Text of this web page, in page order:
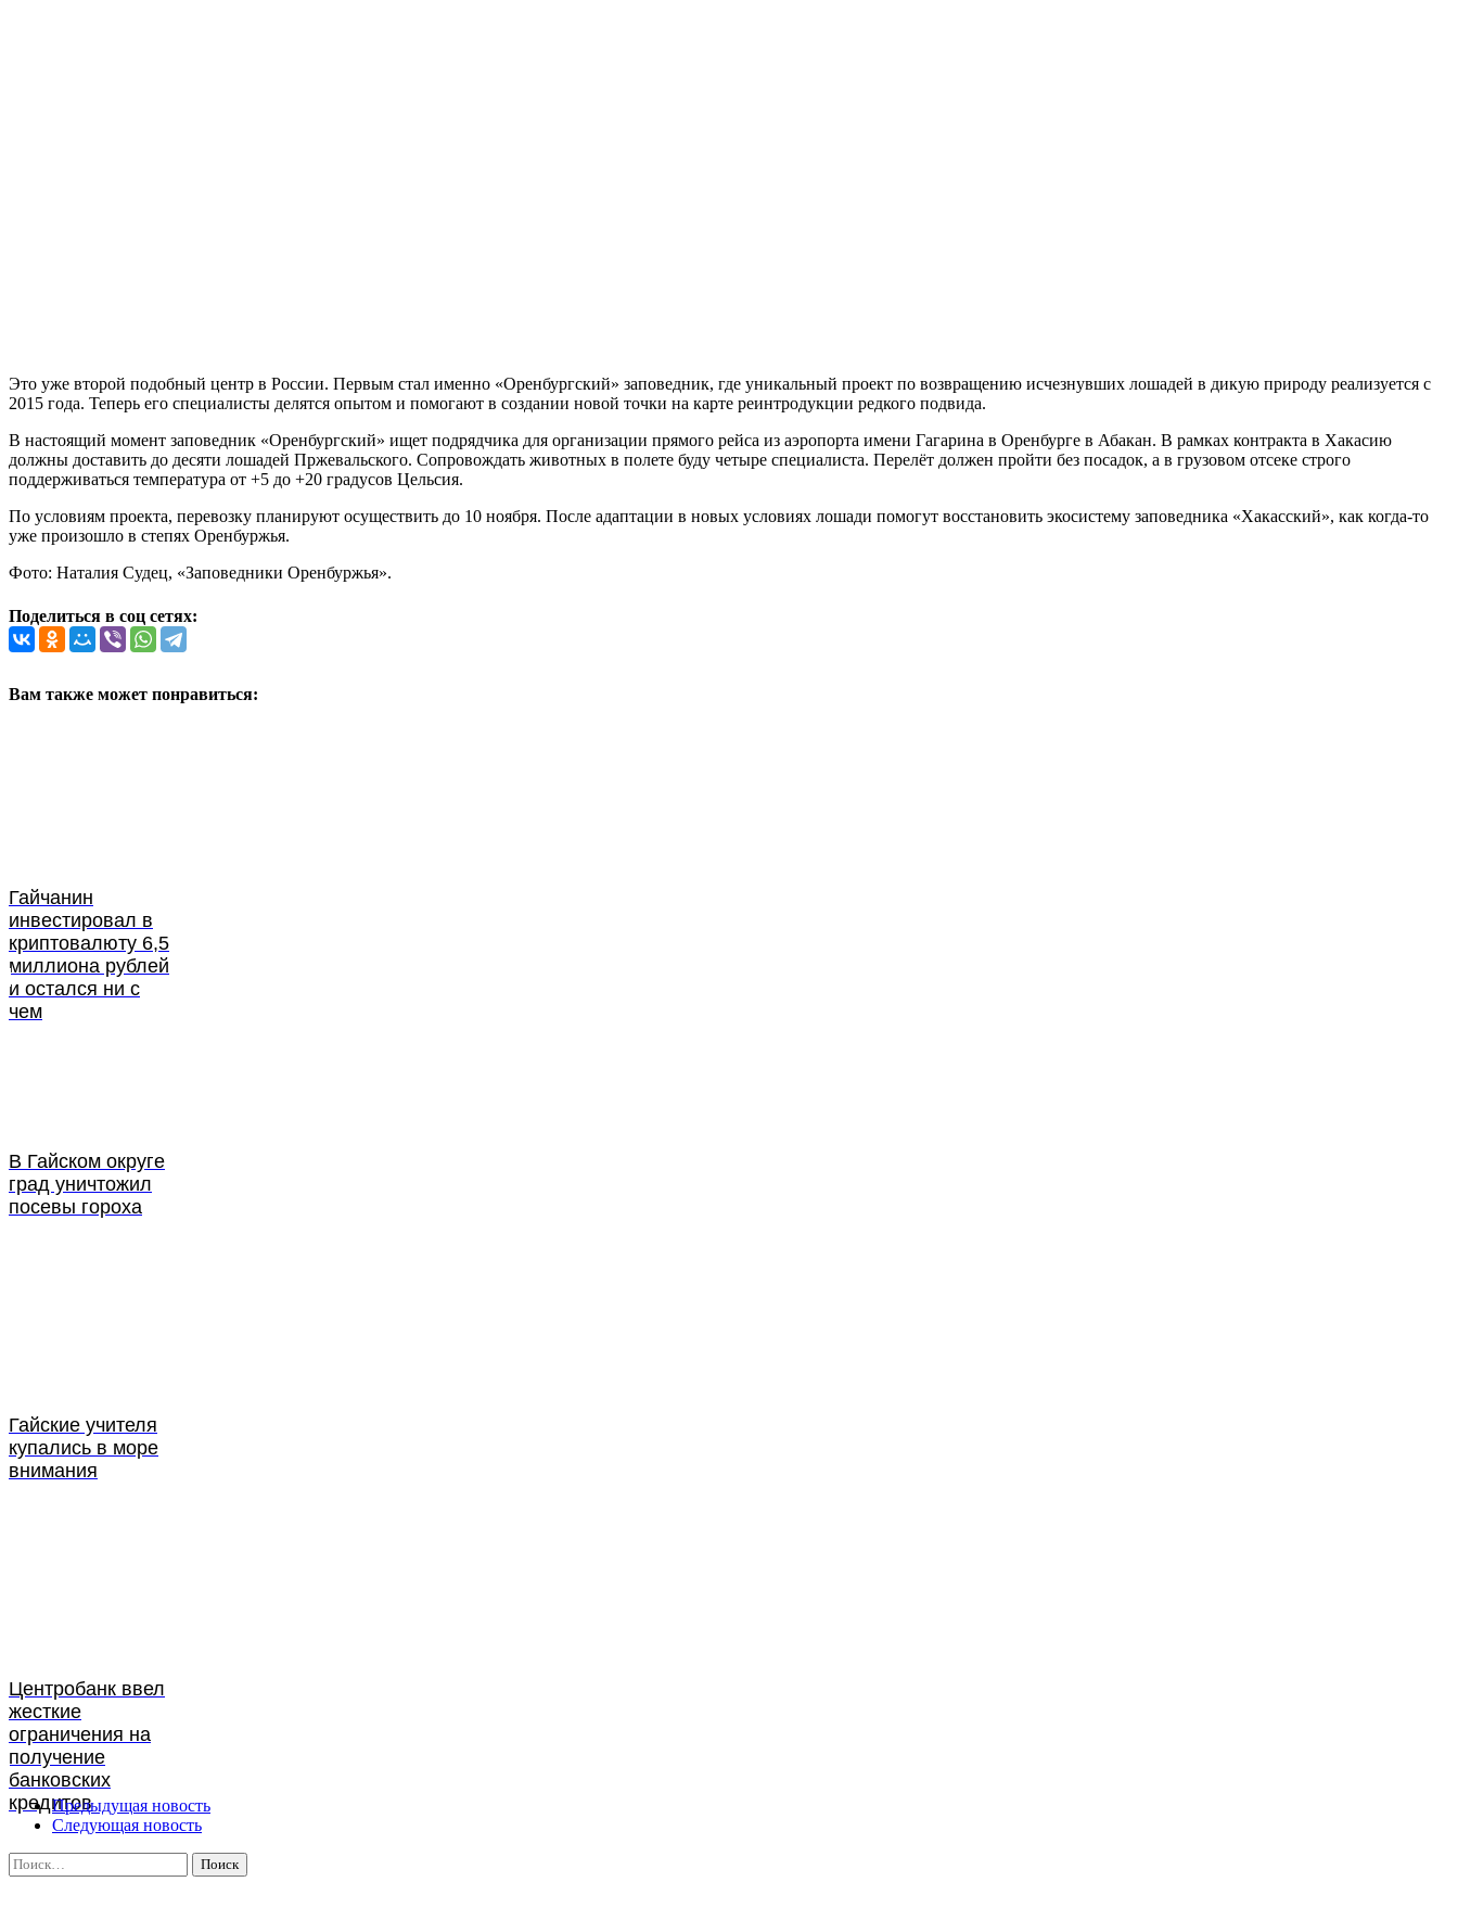
Это уже второй подобный центр в России. Первым стал именно «Оренбургский» заповедник, где уникальный проект по возвращению исчезнувших лошадей в дикую природу реализуется с
2015 года. Теперь его специалисты делятся опытом и помогают в создании новой точки на карте реинтродукции редкого подвида.
В настоящий момент заповедник «Оренбургский» ищет подрядчика для организации прямого рейса из аэропорта имени Гагарина в Оренбурге в Абакан. В рамках контракта в Хакасию
должны доставить до десяти лошадей Пржевальского. Сопровождать животных в полете буду четыре специалиста. Перелёт должен пройти без посадок, а в грузовом отсеке строго
поддерживаться температура от +5 до +20 градусов Цельсия.
По условиям проекта, перевозку планируют осуществить до 10 ноября. После адаптации в новых условиях лошади помогут восстановить экосистему заповедника «Хакасский», как когда-то
уже произошло в степях Оренбуржья.
Фото: Наталия Судец, «Заповедники Оренбуржья».
Поделиться в соц сетях:
Вам также может понравиться:
Гайчанин
инвестировал в
криптовалюту 6,5
миллиона рублей
и остался ни с
чем
В Гайском округе
град уничтожил
посевы гороха
Гайские учителя
купались в море
внимания
Центробанк ввел
жесткие
ограничения на
получение
банковских
кредитовПредыдущая новость
Следующая новость
Найти: